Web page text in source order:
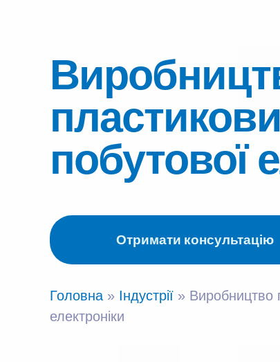
побутової
Отримати консультацію
Головна » Індустрії » Виробництво
електроніки